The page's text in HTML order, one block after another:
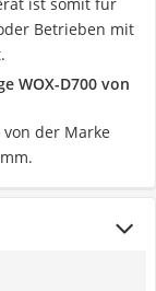
Betrieben mit
WOX-D700 von
von der Marke